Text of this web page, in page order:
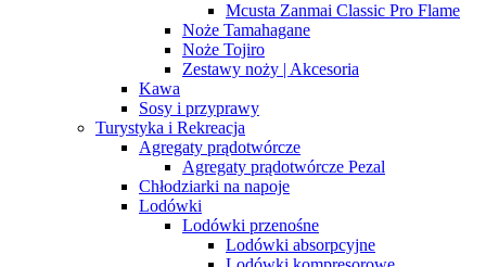
Mcusta Zanmai Classic Pro Flame
Noże Tamahagane
Noże Tojiro
Zestawy noży | Akcesoria
Kawa
Sosy i przyprawy
Turystyka i Rekreacja
Agregaty prądotwórcze
Agregaty prądotwórcze Pezal
Chłodziarki na napoje
Lodówki
Lodówki przenośne
Lodówki absorpcyjne